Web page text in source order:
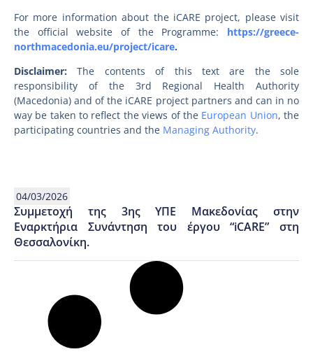
For more information about the iCARE project, please visit
the official website of the Programme: https://greece-
northmacedonia.eu/project/icare.
Disclaimer: The contents of this text are the sole
responsibility of the 3rd Regional Health Authority
(Macedonia) and of the iCARE project partners and can in no
way be taken to reflect the views of the European Union, the
participating countries and the Managing Authority.
04/03/2026
Συμμετοχή της 3ης ΥΠE Μακεδονίας στην
Εναρκτήρια Συνάντηση του έργου “iCARE” στη
Θεσσαλονίκη.